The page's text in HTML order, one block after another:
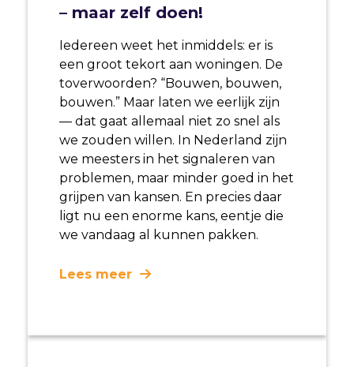
– maar zelf doen!
Iedereen weet het inmiddels: er is
een groot tekort aan woningen. De
toverwoorden? “Bouwen, bouwen,
bouwen.” Maar laten we eerlijk zijn
— dat gaat allemaal niet zo snel als
we zouden willen. In Nederland zijn
we meesters in het signaleren van
problemen, maar minder goed in het
grijpen van kansen. En precies daar
ligt nu een enorme kans, eentje die
we vandaag al kunnen pakken.
Lees meer